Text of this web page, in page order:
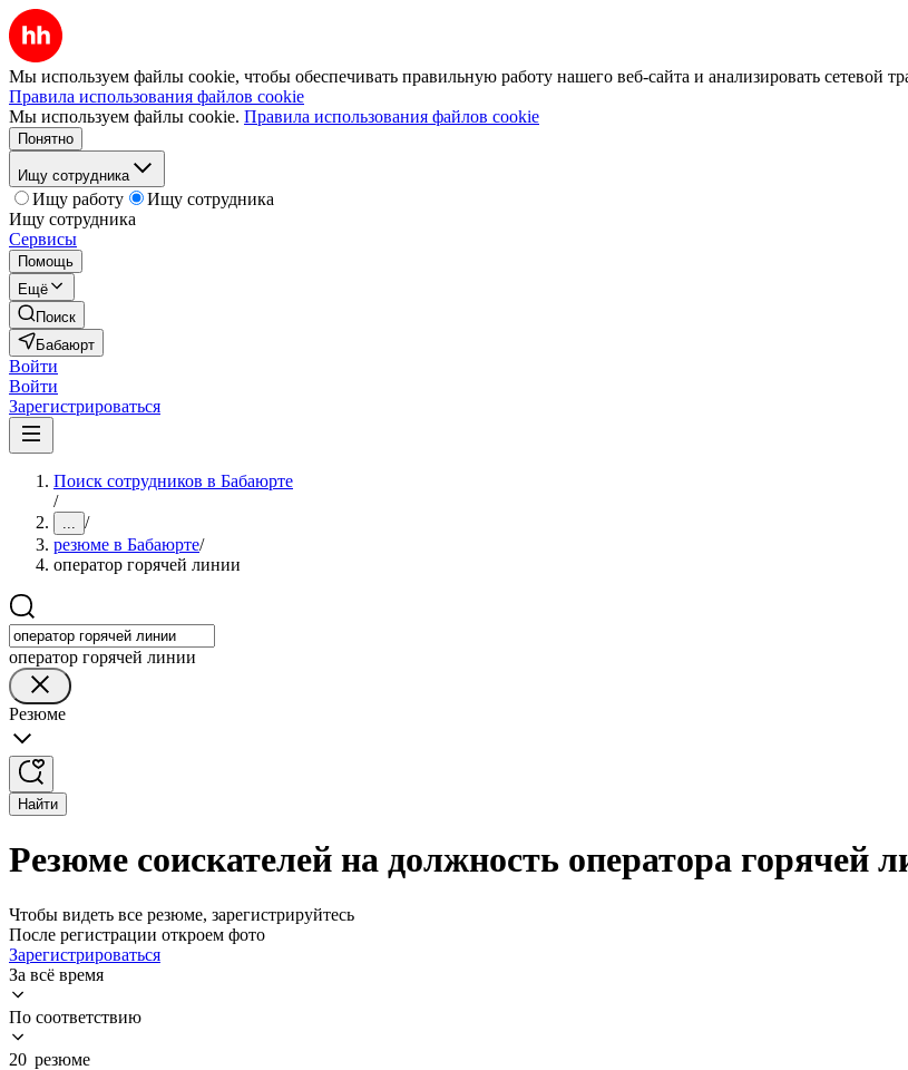
Мы используем файлы cookie, чтобы обеспечивать правильную работу нашего веб-сайта и анализировать сетевой
Правила использования файлов cookie
Мы используем файлы cookie. Правила использования файлов cookie
Понятно
Ищу сотрудника
Ищу работу
Ищу сотрудника
Ищу сотрудника
Сервисы
Помощь
Ещё
Поиск
Бабаюрт
Войти
Войти
Зарегистрироваться
Поиск сотрудников в Бабаюрте
/
... /
резюме в Бабаюрте/
оператор горячей линии
оператор горячей линии
Резюме
Найти
Резюме соискателей на должность оператора горячей
Чтобы видеть все резюме, зарегистрируйтесь
После регистрации откроем фото
Зарегистрироваться
За всё время
По соответствию
20 резюме